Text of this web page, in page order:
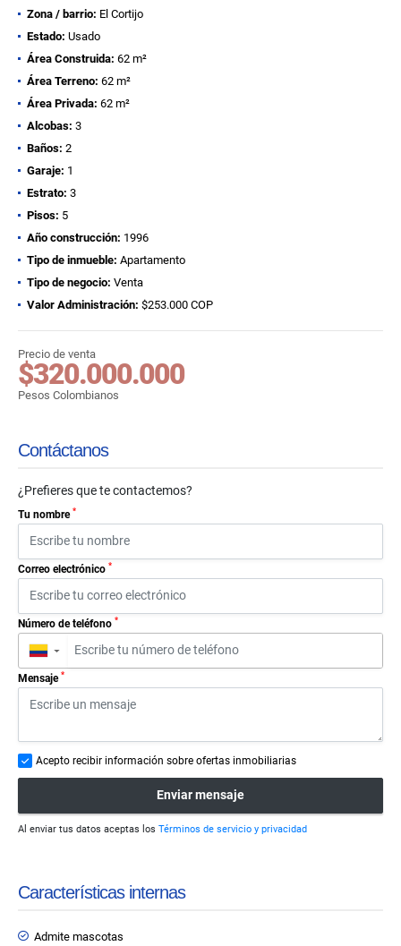
Zona / barrio: El Cortijo
Estado: Usado
Área Construida: 62 m²
Área Terreno: 62 m²
Área Privada: 62 m²
Alcobas: 3
Baños: 2
Garaje: 1
Estrato: 3
Pisos: 5
Año construcción: 1996
Tipo de inmueble: Apartamento
Tipo de negocio: Venta
Valor Administración: $253.000 COP
Precio de venta
$320.000.000
Pesos Colombianos
Contáctanos
¿Prefieres que te contactemos?
Tu nombre *
Correo electrónico *
Número de teléfono *
▼
Mensaje *
Acepto recibir información sobre ofertas inmobiliarias
Enviar mensaje
Al enviar tus datos aceptas los Términos de servicio y privacidad
Características internas
Admite mascotas